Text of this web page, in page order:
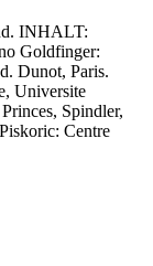
INHALT:
Goldfinger:
Dunot, Paris.
Universite
Spindler,
Centre